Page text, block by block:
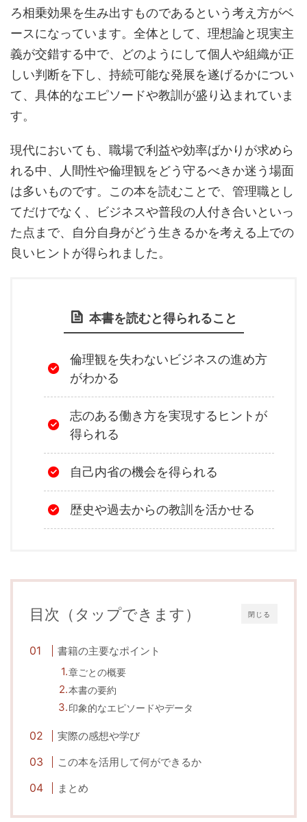
ろ相乗効果を生み出すものであるという考え方がベ
ースになっています。全体として、理想論と現実主
義が交錯する中で、どのようにして個人や組織が正
しい判断を下し、持続可能な発展を遂げるかについ
て、具体的なエピソードや教訓が盛り込まれていま
す。
現代においても、職場で利益や効率ばかりが求めら
れる中、人間性や倫理観をどう守るべきか迷う場面
は多いものです。この本を読むことで、管理職とし
てだけでなく、ビジネスや普段の人付き合いといっ
た点まで、自分自身がどう生きるかを考える上での
良いヒントが得られました。
本書を読むと得られること
倫理観を失わないビジネスの進め方
がわかる
志のある働き方を実現するヒントが
得られる
自己内省の機会を得られる
歴史や過去からの教訓を活かせる
閉じる
目次（タップできます）
書籍の主要なポイント
章ごとの概要
本書の要約
印象的なエピソードやデータ
実際の感想や学び
この本を活用して何ができるか
まとめ